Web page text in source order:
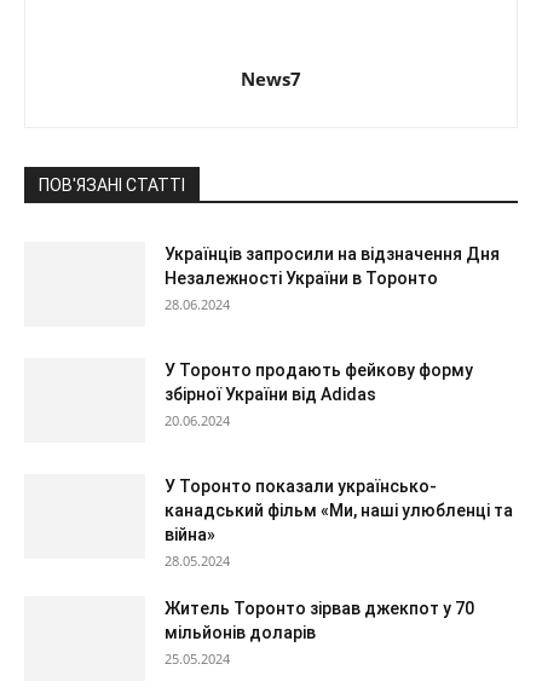
News7
ПОВ'ЯЗАНІ СТАТТІ
Українців запросили на відзначення Дня
Незалежності України в Торонто
28.06.2024
У Торонто продають фейкову форму
збірної України від Adidas
20.06.2024
У Торонто показали українсько-
канадський фільм «Ми, наші улюбленці та
війна»
28.05.2024
Житель Торонто зірвав джекпот у 70
мільйонів доларів
25.05.2024